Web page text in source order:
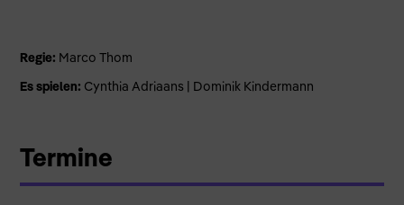
Regie: Marco Thom
Es spielen: Cynthia Adriaans | Dominik Kindermann
Termine